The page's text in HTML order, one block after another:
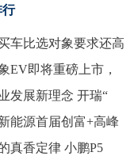
行
车比选对象要求还高
EV即将重磅上市，
发展新理念 开瑞“
能源首届创富+高峰
真香定律 小鹏P5